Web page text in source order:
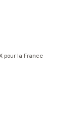
pour la France